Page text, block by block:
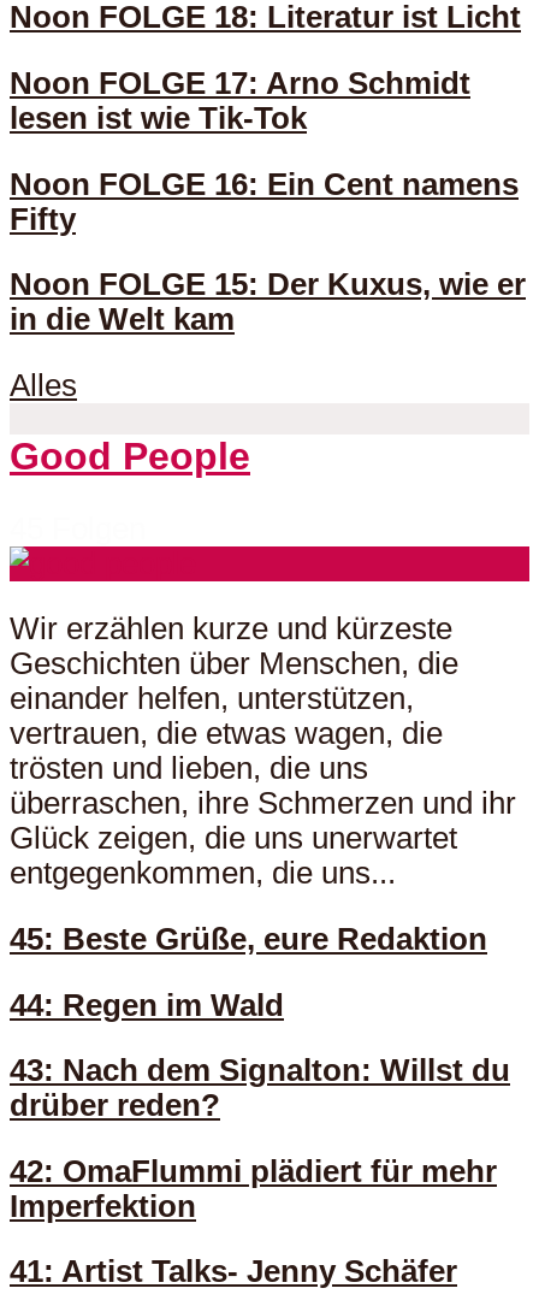
Noon FOLGE 18: Literatur ist Licht
Noon FOLGE 17: Arno Schmidt
lesen ist wie Tik-Tok
Noon FOLGE 16: Ein Cent namens
Fifty
Noon FOLGE 15: Der Kuxus, wie er
in die Welt kam
Alles
Good People
Wir erzählen kurze und kürzeste
Geschichten über Menschen, die
einander helfen, unterstützen,
vertrauen, die etwas wagen, die
trösten und lieben, die uns
überraschen, ihre Schmerzen und ihr
Glück zeigen, die uns unerwartet
entgegenkommen, die uns...
45: Beste Grüße, eure Redaktion
44: Regen im Wald
43: Nach dem Signalton: Willst du
drüber reden?
42: OmaFlummi plädiert für mehr
Imperfektion
41: Artist Talks- Jenny Schäfer